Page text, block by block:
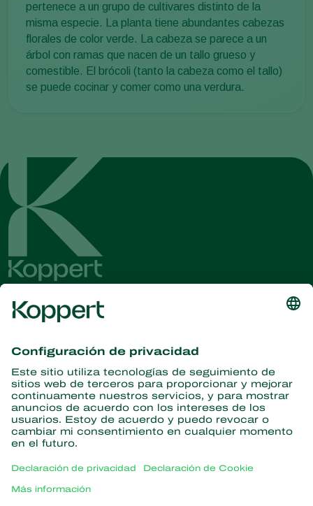
pertenece a un grupo de cultivares distinto de la
misma especie. La planta tiene abundantes cabezas
florales de color verde. La cabeza se parece a un
árbol con ramas que nacen de un tallo grueso y
comestible. El brócoli (tanto la cabeza como el tallo)
se puede cocinar y comer como una verdura.
información
Suscríbase aquí
Partners with Nature
Avispas parásitas
Acerca de Koppert